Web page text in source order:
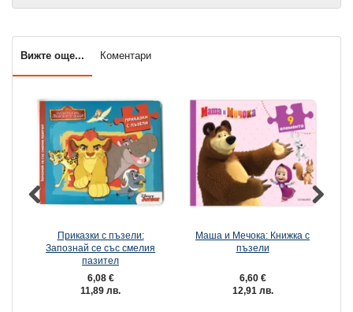
Вижте още... Коментари
Приказки с пъзели:
Запознай се със смелия
пазител
6,08 €
11,89 лв.
Маша и Мечока: Книжка с
пъзели
6,60 €
12,91 лв.